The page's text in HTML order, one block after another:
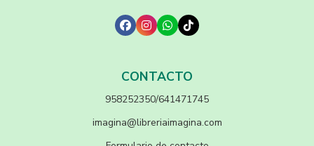
CONTACTO
958252350/641471745
imagina@libreriaimagina.com